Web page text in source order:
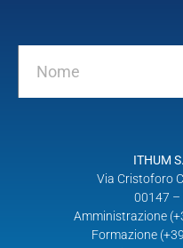
ITHUM
Via Cristoforo
00147 –
Amministrazione
Formazione